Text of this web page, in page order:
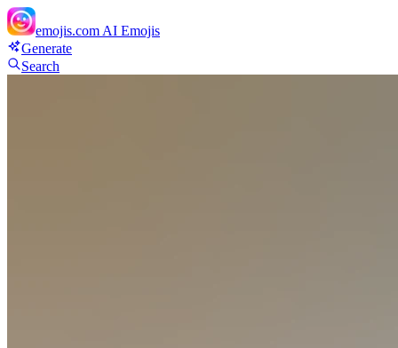
emojis.com AI Emojis
Generate
Search